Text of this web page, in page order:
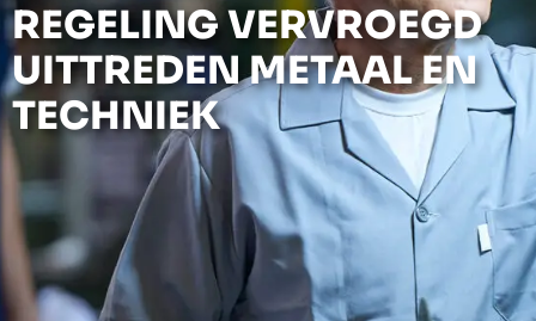
REGELING VERVROEGD
UITTREDEN METAAL EN
TECHNIEK